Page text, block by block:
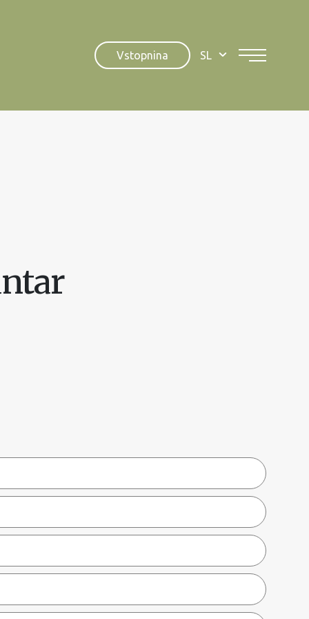
Vstopnina SL